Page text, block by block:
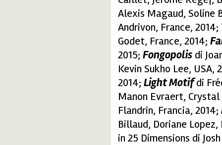
Alexis Magaud, Soline
Andrivon, France, 2014;
Godet, France, 2014;
2015; Fongopolis di
Kevin Sukho Lee, USA,
2014; Light Motifdi
Manon Evraert,
Flandrin, Francia, 2014;
Billaud, Doriane
in 25 Dimensions di